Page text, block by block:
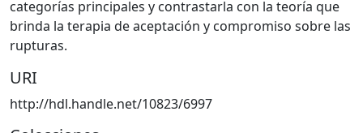
categorías principales y contrastarla con la teoría que
brinda la terapia de aceptación y compromiso sobre las
rupturas.
URI
http://hdl.handle.net/10823/6997